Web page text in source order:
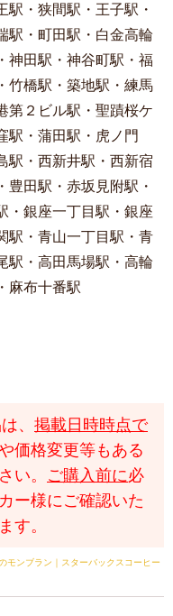
・狭間駅・王子駅・
駅・町田駅・白金高輪
神田駅・神谷町駅・福
竹橋駅・築地駅・練馬
第２ビル駅・聖蹟桜ケ
駅・蒲田駅・虎ノ門
駅・西新井駅・西新宿
田駅・赤坂見附駅・
・銀座一丁目駅・銀座
駅・青山一丁目駅・青
駅・高田馬場駅・高輪
麻布十番駅
、 掲載日時時点で
価格変更等もある
い。 ご購入前に必
ー様にご確認いた
す。
モンブラン｜スターバックスコーヒー